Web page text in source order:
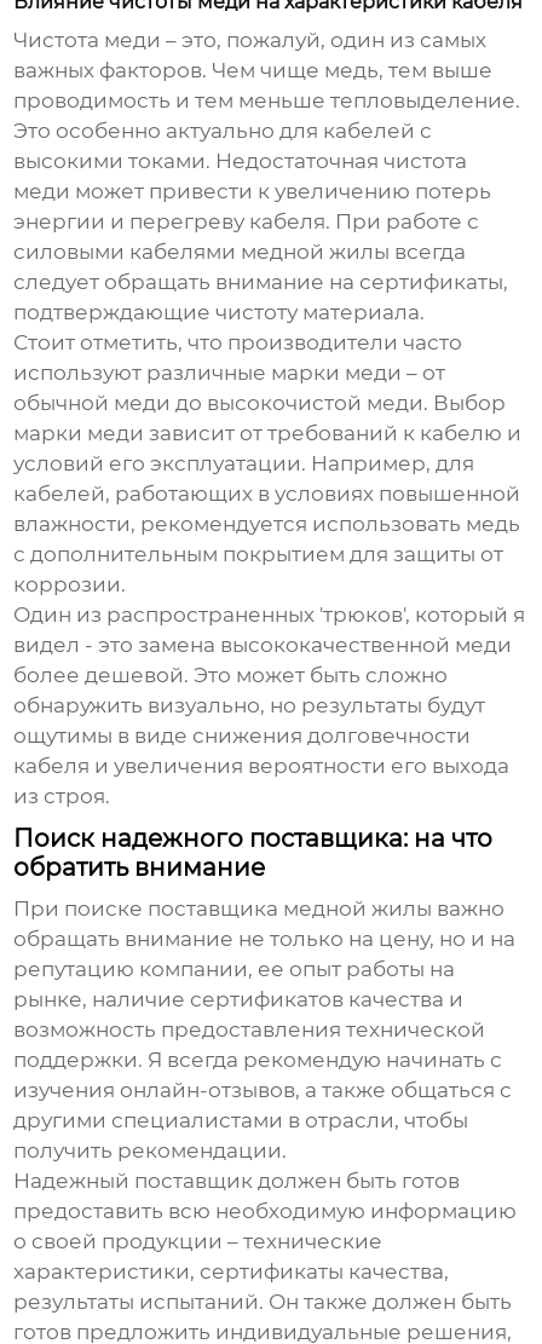
Чистота меди – это, пожалуй, один из самых
важных факторов. Чем чище медь, тем выше
проводимость и тем меньше тепловыделение.
Это особенно актуально для кабелей с
высокими токами. Недостаточная чистота
меди может привести к увеличению потерь
энергии и перегреву кабеля. При работе с
силовыми кабелями медной жилы всегда
следует обращать внимание на сертификаты,
подтверждающие чистоту материала.
Стоит отметить, что производители часто
используют различные марки меди – от
обычной меди до высокочистой меди. Выбор
марки меди зависит от требований к кабелю и
условий его эксплуатации. Например, для
кабелей, работающих в условиях повышенной
влажности, рекомендуется использовать медь
с дополнительным покрытием для защиты от
коррозии.
Один из распространенных 'трюков', который я
видел - это замена высококачественной меди
более дешевой. Это может быть сложно
обнаружить визуально, но результаты будут
ощутимы в виде снижения долговечности
кабеля и увеличения вероятности его выхода
из строя.
Поиск надежного поставщика: на что
обратить внимание
При поиске поставщика медной жилы важно
обращать внимание не только на цену, но и на
репутацию компании, ее опыт работы на
рынке, наличие сертификатов качества и
возможность предоставления технической
поддержки. Я всегда рекомендую начинать с
изучения онлайн-отзывов, а также общаться с
другими специалистами в отрасли, чтобы
получить рекомендации.
Надежный поставщик должен быть готов
предоставить всю необходимую информацию
о своей продукции – технические
характеристики, сертификаты качества,
результаты испытаний. Он также должен быть
готов предложить индивидуальные решения,